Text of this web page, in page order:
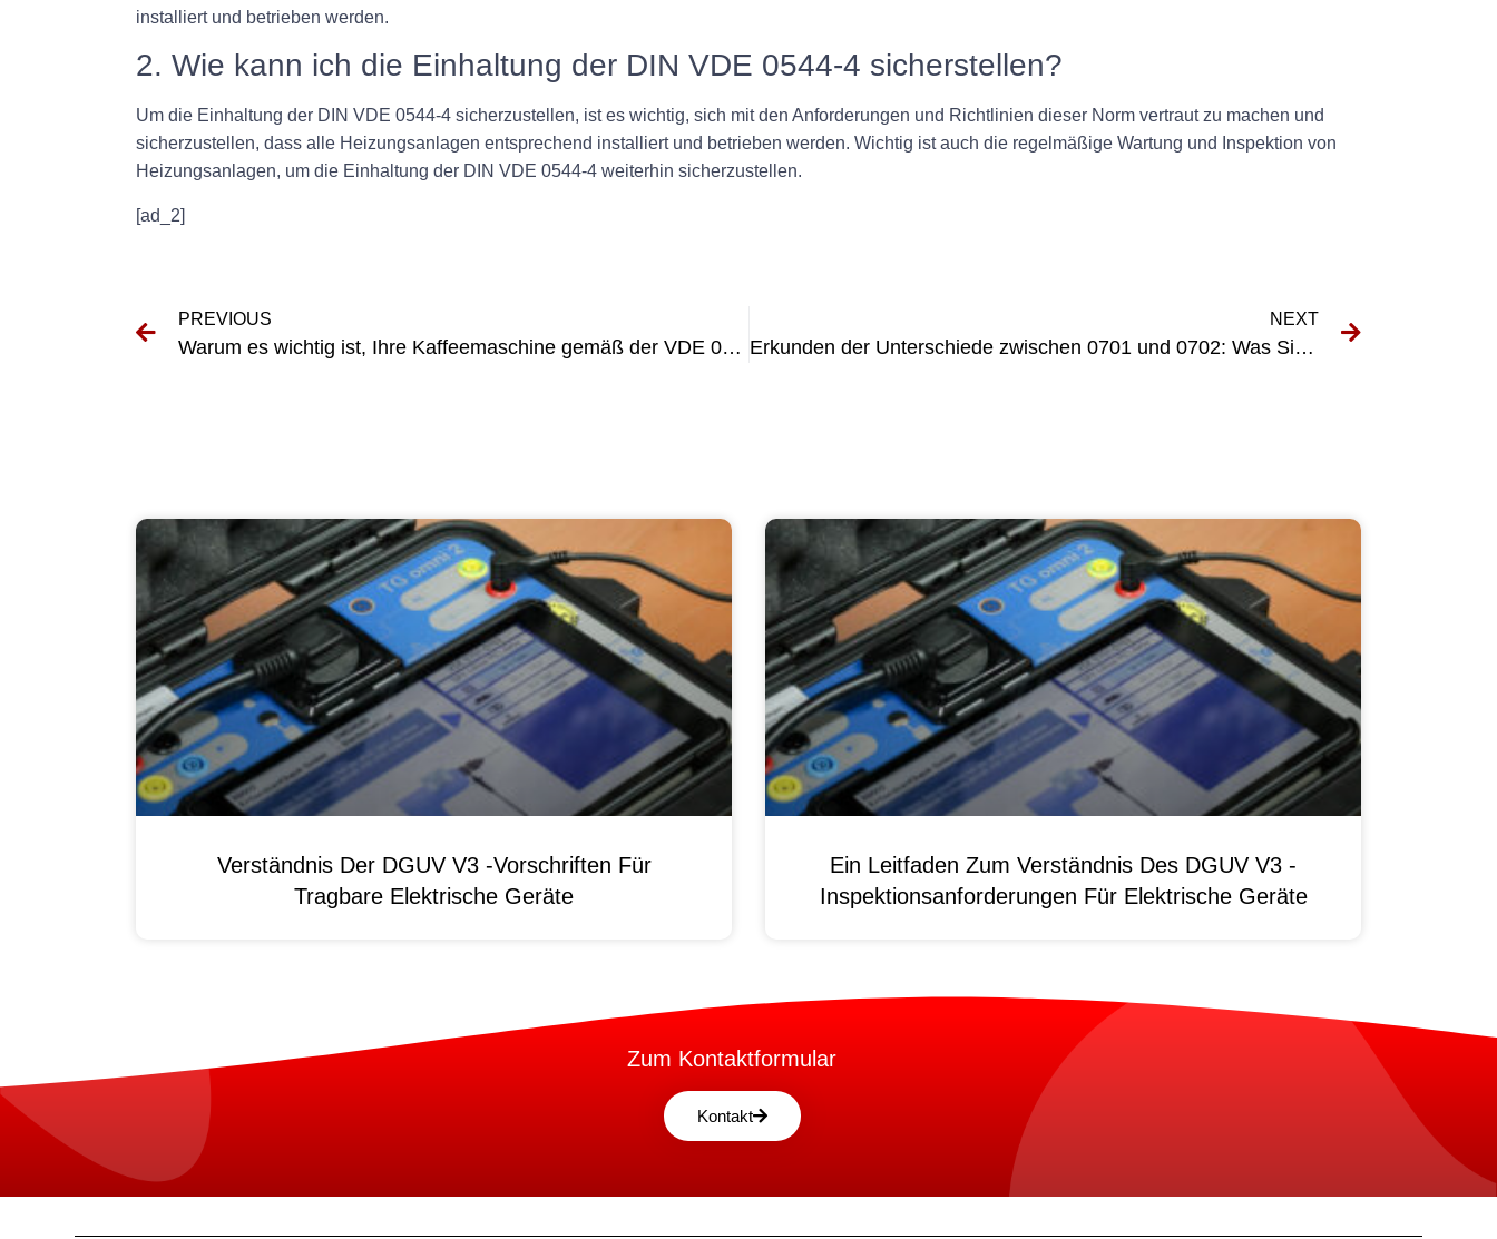
installiert und betrieben werden.
2. Wie kann ich die Einhaltung der DIN VDE 0544-4 sicherstellen?
Um die Einhaltung der DIN VDE 0544-4 sicherzustellen, ist es wichtig, sich mit den Anforderungen und Richtlinien dieser Norm vertraut zu machen und
sicherzustellen, dass alle Heizungsanlagen entsprechend installiert und betrieben werden. Wichtig ist auch die regelmäßige Wartung und Inspektion von
Heizungsanlagen, um die Einhaltung der DIN VDE 0544-4 weiterhin sicherzustellen.
[ad_2]
PREVIOUS
Warum es wichtig ist, Ihre Kaffeemaschine gemäß der VDE 0702-Norm zu testen
NEXT
Erkunden der Unterschiede zwischen 0701 und 0702: Was Sie wissen müssen
Verständnis Der DGUV V3 -Vorschriften Für
Tragbare Elektrische Geräte
Ein Leitfaden Zum Verständnis Des DGUV V3 -
Inspektionsanforderungen Für Elektrische Geräte
Zum Kontaktformular
Kontakt